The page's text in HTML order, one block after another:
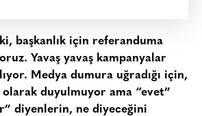
başkanlık için referanduma
Yavaş yavaş kampanyalar
Medya dumura uğradığı için,
olarak duyulmuyor ama “evet”
diyenlerin, ne diyeceğini